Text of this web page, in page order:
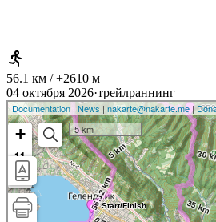
56.1 км / +2610 м
04 октября 2026·трейлраннинг